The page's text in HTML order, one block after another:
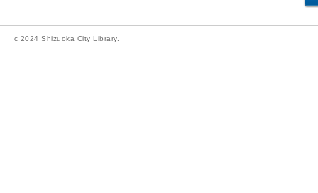
c 2024 Shizuoka City Library.